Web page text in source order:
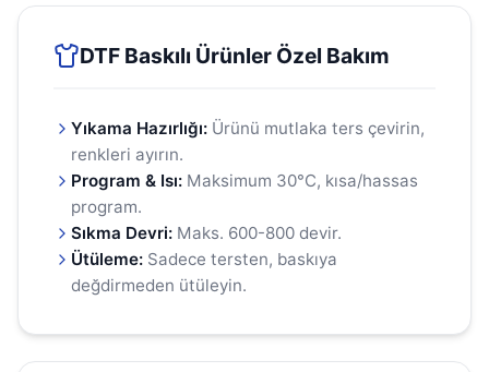
DTF Baskılı Ürünler Özel Bakım
Yıkama Hazırlığı: Ürünü mutlaka ters çevirin,
renkleri ayırın.
Program & Isı: Maksimum 30°C, kısa/hassas
program.
Sıkma Devri: Maks. 600-800 devir.
Ütüleme: Sadece tersten, baskıya
değdirmeden ütüleyin.